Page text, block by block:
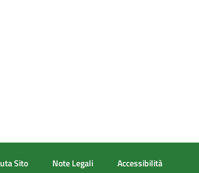
Sito Note Legali Accessibilità